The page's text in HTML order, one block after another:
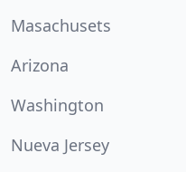
Masachusets
Arizona
Washington
Nueva Jersey